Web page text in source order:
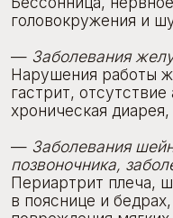
—Заболевания шейного и
позвоночника,
Периартрит плеча,
в пояснице и бедрах,
повреждения мягких
ревматизм ног и др.
— Гинекологические и
Хронический простатит,
предстательной железы,
менструальные боли,
тазовых органов,
климактерический